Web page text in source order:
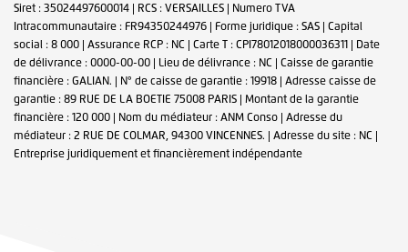
Siret : 35024497600014 | RCS : VERSAILLES | Numero TVA
Intracommunautaire : FR94350244976 | Forme juridique : SAS | Capital
social : 8 000 | Assurance RCP : NC | Carte T : CPI78012018000036311 | Date
de délivrance : 0000-00-00 | Lieu de délivrance : NC | Caisse de garantie
financière : GALIAN. | N° de caisse de garantie : 19918 | Adresse caisse de
garantie : 89 RUE DE LA BOETIE 75008 PARIS | Montant de la garantie
financière : 120 000 | Nom du médiateur : ANM Conso | Adresse du
médiateur : 2 RUE DE COLMAR, 94300 VINCENNES. | Adresse du site : NC |
Entreprise juridiquement et financièrement indépendante